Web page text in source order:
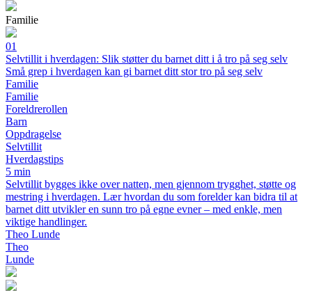
Familie
01
Selvtillit i hverdagen: Slik støtter du barnet ditt i å tro på seg selv
Små grep i hverdagen kan gi barnet ditt stor tro på seg selv
Familie
Familie
Foreldrerollen
Barn
Oppdragelse
Selvtillit
Hverdagstips
5 min
Selvtillit bygges ikke over natten, men gjennom trygghet, støtte og
mestring i hverdagen. Lær hvordan du som forelder kan bidra til at
barnet ditt utvikler en sunn tro på egne evner – med enkle, men
viktige handlinger.
Theo Lunde
Theo
Lunde